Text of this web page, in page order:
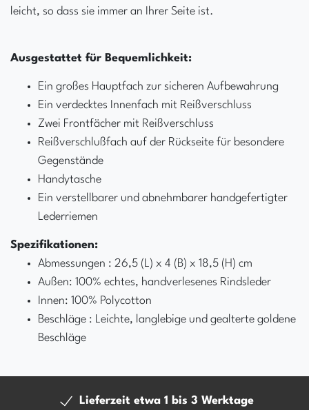
leicht, so dass sie immer an Ihrer Seite ist.
Ausgestattet für Bequemlichkeit:
Ein großes Hauptfach zur sicheren Aufbewahrung
Ein verdecktes Innenfach mit Reißverschluss
Zwei Frontfächer mit Reißverschluss
Reißverschlußfach auf der Rückseite für besondere
Gegenstände
Handytasche
Ein verstellbarer und abnehmbarer handgefertigter
Lederriemen
Spezifikationen:
Abmessungen : 26,5 (L) x 4 (B) x 18,5 (H) cm
Außen: 100% echtes, handverlesenes Rindsleder
Innen: 100% Polycotton
Beschläge : Leichte, langlebige und gealterte goldene
Beschläge
Lieferzeit etwa 1 bis 3 Werktage